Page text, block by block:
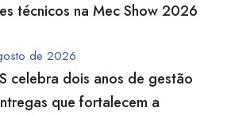
técnicos na Mec Show 2026
de 2026
celebra dois anos de gestão
que fortalecem a